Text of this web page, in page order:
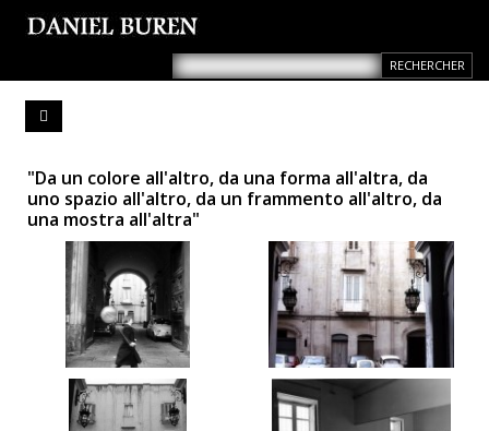
"Da un colore all'altro, da una forma all'altra, da
uno spazio all'altro, da un frammento all'altro, da
una mostra all'altra"